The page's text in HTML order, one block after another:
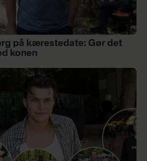
på kærestedate: Gør det
konen